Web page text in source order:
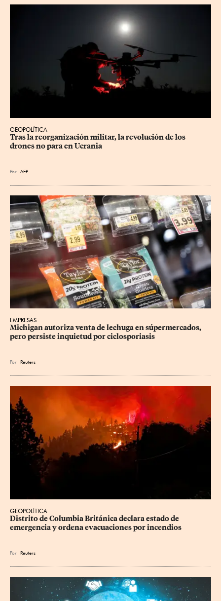
GEOPOLÍTICA
Tras la reorganización militar, la revolución de los
drones no para en Ucrania
Por AFP
EMPRESAS
Michigan autoriza venta de lechuga en súpermercados,
pero persiste inquietud por ciclosporiasis
Por Reuters
GEOPOLÍTICA
Distrito de Columbia Británica declara estado de
emergencia y ordena evacuaciones por incendios
Por Reuters